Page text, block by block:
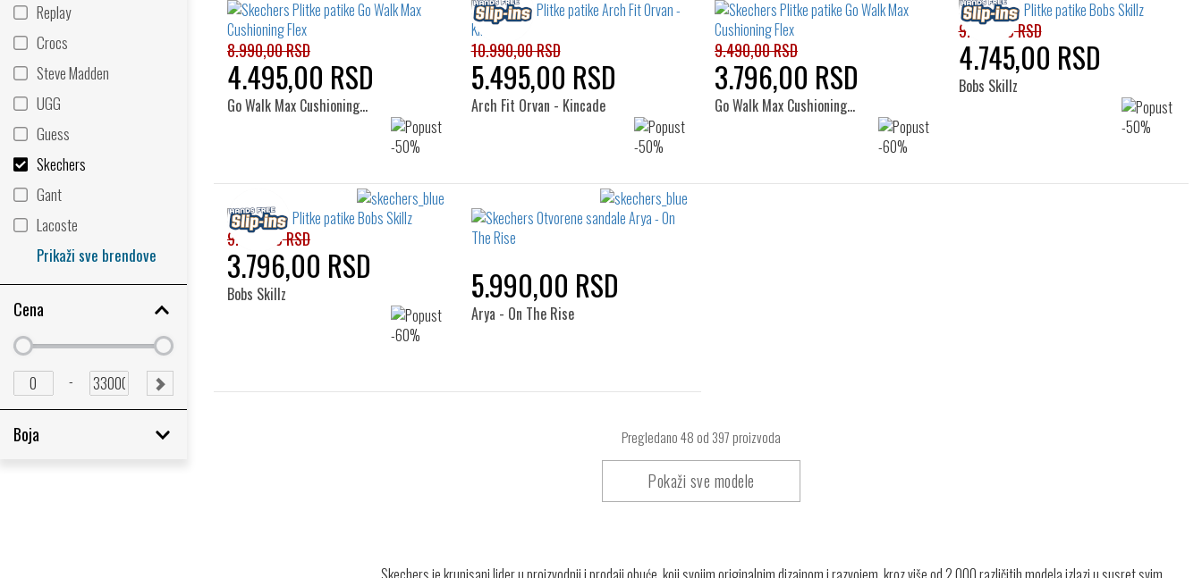
Replay
Crocs
Steve Madden
UGG
Guess
Skechers
Gant
Lacoste
Prikaži sve brendove
Cena
Minimum
price
Minimum
price
Minimum
price
-
Maximum
price
SUBMIT
Boja
8.990,00 RSD
4.495,00 RSD
Go Walk Max Cushioning…
10.990,00 RSD
5.495,00 RSD
Arch Fit Orvan - Kincade
9.490,00 RSD
3.796,00 RSD
Go Walk Max Cushioning…
9.490,00 RSD
4.745,00 RSD
Bobs Skillz
9.490,00 RSD
3.796,00 RSD
Bobs Skillz 5.990,00 RSD
Arya - On The Rise
Pregledano48 od 397 proizvoda
Pokaži sve modele